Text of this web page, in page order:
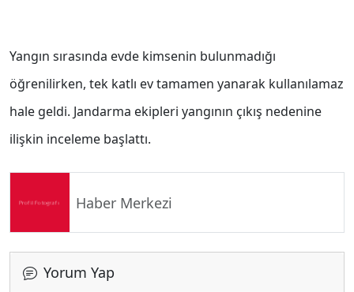
Yangın sırasında evde kimsenin bulunmadığı
öğrenilirken, tek katlı ev tamamen yanarak kullanılamaz
hale geldi. Jandarma ekipleri yangının çıkış nedenine
ilişkin inceleme başlattı.
Haber Merkezi
Yorum Yap